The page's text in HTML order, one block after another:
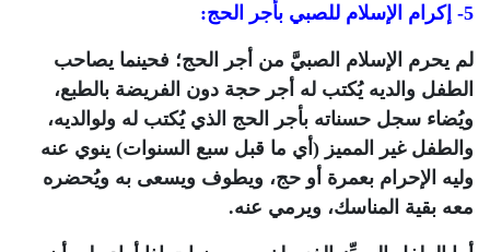
5- إكرام الإسلام للصبي بأجر الحج:
لم يحرم الإسلام الصبيَّ من أجر الحج؛ فحينما يصاحب
الطفل والديه يُكتب له أجر حجة دون الفريضة بالطبع،
ويُضاء سجل حسناته بأجر الحج الذي يُكتب له ولوالديه،
والطفل غير المميز (أي ما قبل سبع السنوات) ينوي عنه
وليه الإحرام بعمرة أو حج، ويطوف ويسعى به ويُحضره
معه بقية المناسك، ويرمي عنه.